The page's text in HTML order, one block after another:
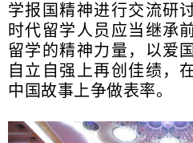
学报国精神进行交流研
时代留学人员应当继承
留学的精神力量，以爱
自立自强上再创佳绩，
中国故事上争做表率。